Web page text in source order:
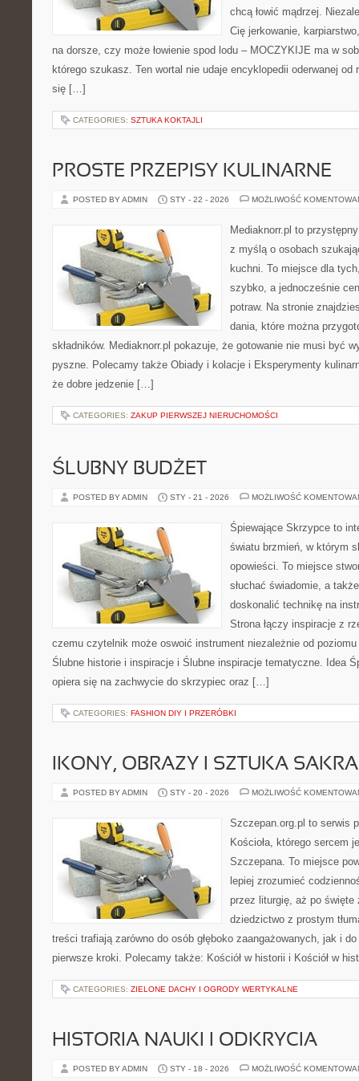
chcą łowić mądrzej.
Cię jerkowanie,
na dorsze, czy może łowienie spod lodu – MOCZYKIJE ma w
którego szukasz. Ten wortal nie udaje encyklopedii oderwanej
się […]
CATEGORIES: SZTUKA KOKTAJLI
PROSTE PRZEPISY KULINARNE
POSTED BY ADMIN STY - 22 - 2026 MOŻLIWOŚĆ
Mediaknorr.pl to
z myślą o osobach
kuchni. To miejsce dla
szybko, a jednocześnie
potraw. Na stronie
dania, które można
składników. Mediaknorr.pl pokazuje, że gotowanie nie musi być
pyszne. Polecamy także Obiady i kolacje i Eksperymenty
że dobre jedzenie […]
CATEGORIES: ZAKUP PIERWSZEJ NIERUCHOMOŚCI
ŚLUBNY BUDŻET
POSTED BY ADMIN STY - 21 - 2026 MOŻLIWOŚĆ
Śpiewające Skrzypce to
światu brzmień, w którym
opowieści. To miejsce
słuchać świadomie, a
doskonalić technikę na
Strona łączy inspiracje z
czemu czytelnik może oswoić instrument niezależnie od
Ślubne historie i inspiracje i Ślubne inspiracje tematyczne. Idea
opiera się na zachwycie do skrzypiec oraz […]
CATEGORIES: FASHION DIY I PRZERÓBKI
IKONY, OBRAZY I SZTUKA
POSTED BY ADMIN STY - 20 - 2026 MOŻLIWOŚĆ
Szczepan.org.pl to serwis
Kościoła, którego sercem
Szczepana. To miejsce
lepiej zrozumieć
przez liturgię, aż po święte
dziedzictwo z prostym
treści trafiają zarówno do osób głęboko zaangażowanych, jak i
pierwsze kroki. Polecamy także: Kościół w historii i Kościół w
CATEGORIES: ZIELONE DACHY I OGRODY WERTYKALNE
HISTORIA NAUKI I ODKRYCIA
POSTED BY ADMIN STY - 18 - 2026 MOŻLIWOŚĆ